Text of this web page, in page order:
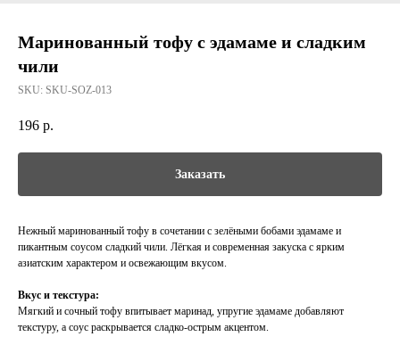
Маринованный тофу с эдамаме и сладким
чили
SKU: SKU-SOZ-013
196 р.
Заказать
Нежный маринованный тофу в сочетании с зелёными бобами эдамаме и
пикантным соусом сладкий чили. Лёгкая и современная закуска с ярким
азиатским характером и освежающим вкусом.
Вкус и текстура:
Мягкий и сочный тофу впитывает маринад, упругие эдамаме добавляют
текстуру, а соус раскрывается сладко-острым акцентом.